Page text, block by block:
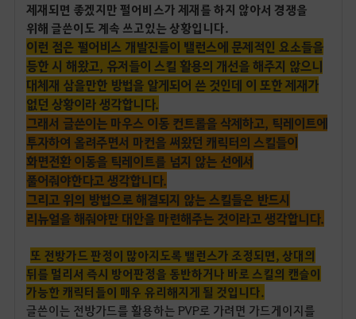
제재되면 좋겠지만 펄어비스가 제재를 하지 않아서 경쟁을
위해 글쓴이도 계속 쓰고있는 상황입니다.
이런 점은 펄어비스 개발진들이 밸런스에 문제적인 요소들을
등한 시 해왔고, 유저들이 스킬 활용의 개선을 해주지 않으니
대체재 삼을만한 방법을 알게되어 쓴 것인데 이 또한 제재가
없던 상황이라 생각합니다.
그래서 글쓴이는 마우스 이동 컨트롤을 삭제하고, 틱레이트에
투자하여 올려주면서 마컨을 써왔던 캐릭터의 스킬들이
화면전환 이동을 틱레이트를 넘지 않는 선에서
풀어줘야한다고 생각합니다.
그리고 위의 방법으로 해결되지 않는 스킬들은 반드시
리뉴얼을 해줘야만 대안을 마련해주는 것이라고 생각합니다.
또 전방가드 판정이 많아지도록 밸런스가 조정되면, 상대의
뒤를 멀리서 즉시 방어판정을 동반하거나 바로 스킬의 캔슬이
가능한 캐릭터들이 매우 유리해지게 될 것입니다.
글쓴이는 전방가드를 활용하는 PVP로 가려면 가드게이지를